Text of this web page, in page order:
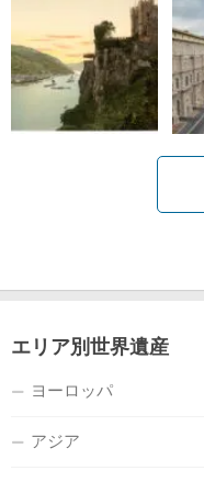
エリア別世界遺産
ヨーロッパ
アジア